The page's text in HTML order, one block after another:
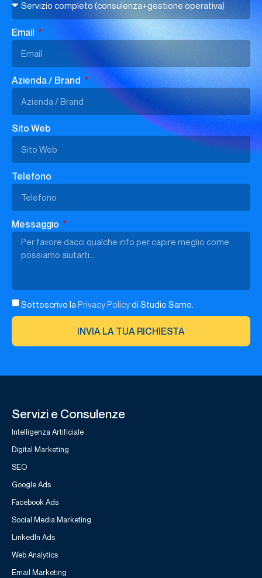
Email
Azienda / Brand
Sito Web
Telefono
Messaggio
Sottoscrivo la Privacy Policydi Studio Samo.
INVIA LA TUA RICHIESTA
Servizi e Consulenze
Intelligenza Artificiale
Digital Marketing
SEO
Google Ads
Facebook Ads
Social Media Marketing
LinkedIn Ads
Web Analytics
Email Marketing